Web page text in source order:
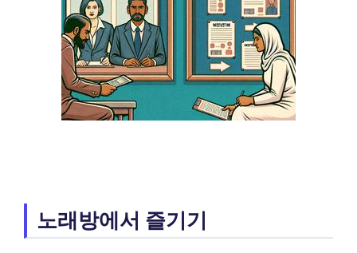
노래방에서 즐기기